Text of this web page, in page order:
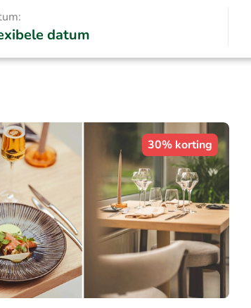
datum
30% korting